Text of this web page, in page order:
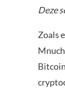
Deze
Zoals